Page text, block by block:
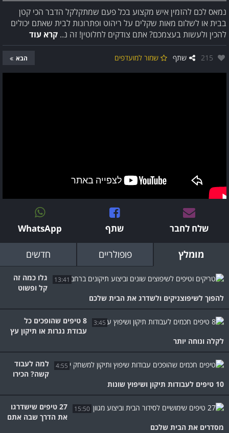
נמאס לכם להזמין איש מקצוע בכל פעם שמתקלקל הדבר הכי קטן
בבית או לשלום מאות שקלים על ריהוט ופתרונות לבית שאתם יכולים
להכין ולעשות בעצמכם? אתם צודקים לחלוטין! זה נ.. קרא עוד
אהבו:
215 שתף שמור למועדפים הבא
שלח לחבר שתף WhatsApp
מומלץ פופולריים חדשים
13:41
גלו כמה זה
קל ופשוט
להפוך לשיפוצניקים ולשדרג את הבית שלכם
3:45
8 טיפים שהופכים כל
עבודת נגרות או תיקון עץ
לקלה ונוחה יותר
4:55
למה לעבוד
קשה? הכירו
10 טיפים לעבודות תיקון ושיפוץ שונות
15:50
27 טיפים שישדרגו
את הדרך שבה אתם
מסדרים את הבית שלכם